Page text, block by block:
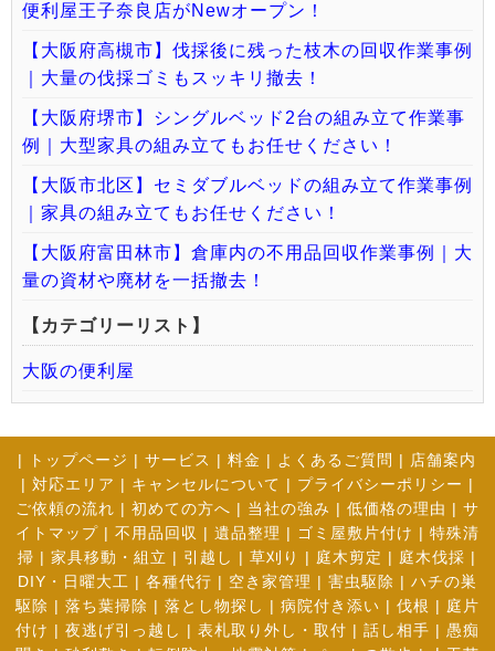
便利屋王子奈良店がNewオープン！
【大阪府高槻市】伐採後に残った枝木の回収作業事例
｜大量の伐採ゴミもスッキリ撤去！
【大阪府堺市】シングルベッド2台の組み立て作業事
例｜大型家具の組み立てもお任せください！
【大阪市北区】セミダブルベッドの組み立て作業事例
｜家具の組み立てもお任せください！
【大阪府富田林市】倉庫内の不用品回収作業事例｜大
量の資材や廃材を一括撤去！
【カテゴリーリスト】
大阪の便利屋
| トップページ | サービス | 料金 | よくあるご質問 | 店舗案内
| 対応エリア | キャンセルについて | プライバシーポリシー |
ご依頼の流れ | 初めての方へ | 当社の強み | 低価格の理由 | サ
イトマップ| 不用品回収 | 遺品整理 | ゴミ屋敷片付け | 特殊清
掃 | 家具移動・組立 | 引越し | 草刈り | 庭木剪定 | 庭木伐採 |
DIY・日曜大工 | 各種代行 | 空き家管理 | 害虫駆除 | ハチの巣
駆除 | 落ち葉掃除 | 落とし物探し | 病院付き添い | 伐根 | 庭片
付け | 夜逃げ引っ越し | 表札取り外し・取付 | 話し相手 | 愚痴